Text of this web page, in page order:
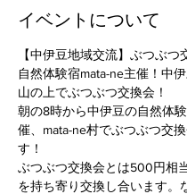
イベントについて
【中伊豆地域交流】ぶつぶつ
自然体験宿mata-ne主催！中
山の上でぶつぶつ交換会！
朝の8時から中伊豆の自然体
催、mata-ne村でぶつぶつ交
す！
ぶつぶつ交換会とは500円相
を持ち寄り交換し合います。